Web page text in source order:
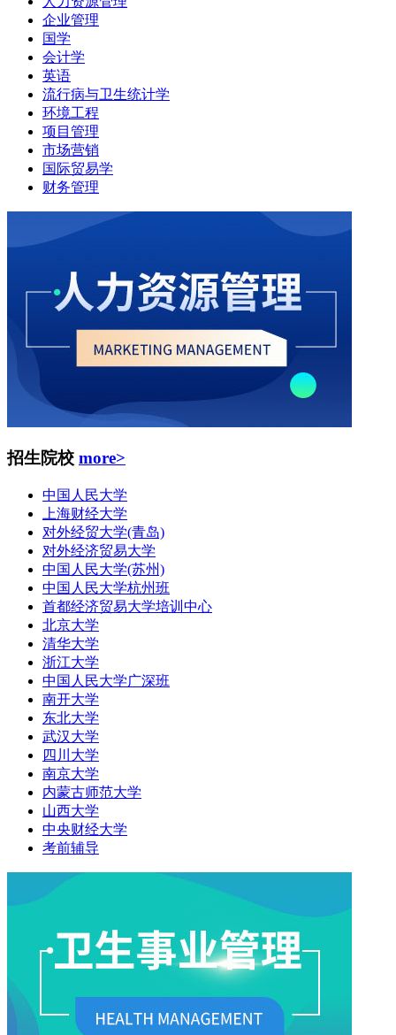
企业管理
国学
会计学
英语
流行病与卫生统计学
环境工程
项目管理
市场营销
国际贸易学
财务管理
招生院校 more>
中国人民大学
上海财经大学
对外经贸大学(青岛)
对外经济贸易大学
中国人民大学(苏州)
中国人民大学杭州班
首都经济贸易大学培训中心
北京大学
清华大学
浙江大学
中国人民大学广深班
南开大学
东北大学
武汉大学
四川大学
南京大学
内蒙古师范大学
山西大学
中央财经大学
考前辅导